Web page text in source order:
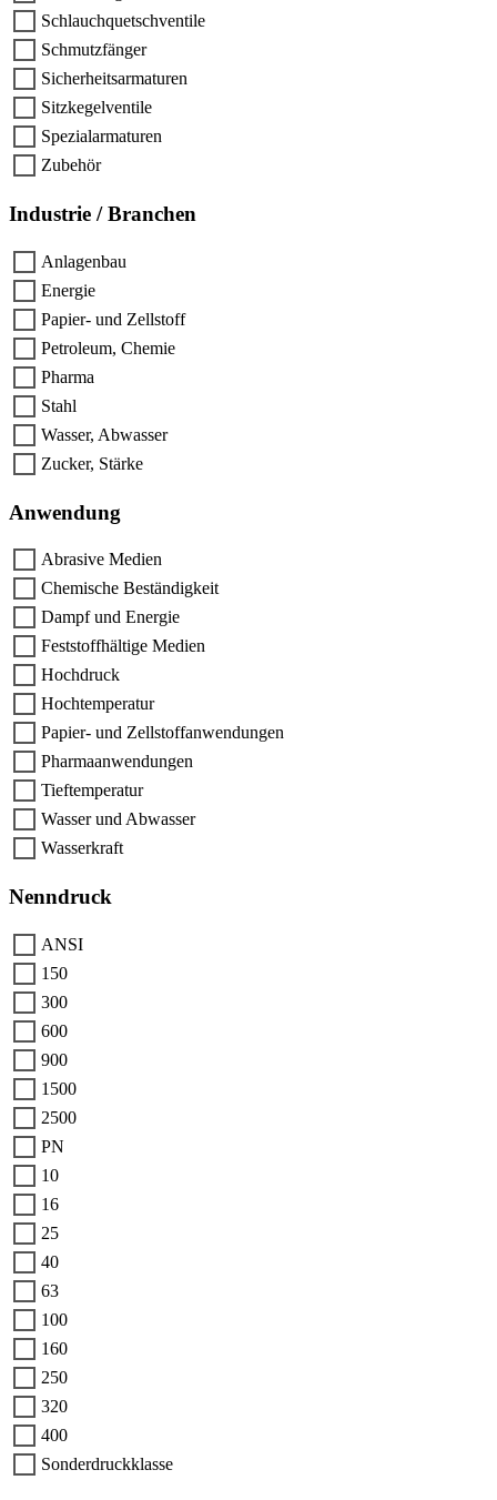
Schlauchquetschventile
Schmutzfänger
Sicherheitsarmaturen
Sitzkegelventile
Spezialarmaturen
Zubehör
Industrie / Branchen
Anlagenbau
Energie
Papier- und Zellstoff
Petroleum, Chemie
Pharma
Stahl
Wasser, Abwasser
Zucker, Stärke
Anwendung
Abrasive Medien
Chemische Beständigkeit
Dampf und Energie
Feststoffhältige Medien
Hochdruck
Hochtemperatur
Papier- und Zellstoffanwendungen
Pharmaanwendungen
Tieftemperatur
Wasser und Abwasser
Wasserkraft
Nenndruck
ANSI
150
300
600
900
1500
2500
PN
10
16
25
40
63
100
160
250
320
400
Sonderdruckklasse